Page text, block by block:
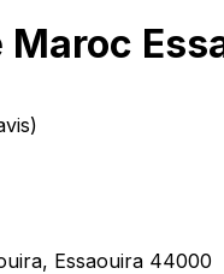
)
Essaouira 44000